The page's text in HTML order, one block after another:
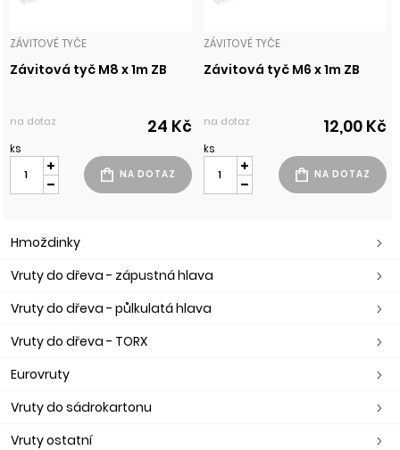
ZÁVITOVÉ TYČE
Závitová tyč M8 x 1m ZB
na dotaz 24 Kč
ks
ZÁVITOVÉ TYČE
Závitová tyč M6 x 1m ZB
na dotaz 12,00 Kč
ks
Hmoždinky
Vruty do dřeva - zápustná hlava
Vruty do dřeva - půlkulatá hlava
Vruty do dřeva - TORX
Eurovruty
Vruty do sádrokartonu
Vruty ostatní